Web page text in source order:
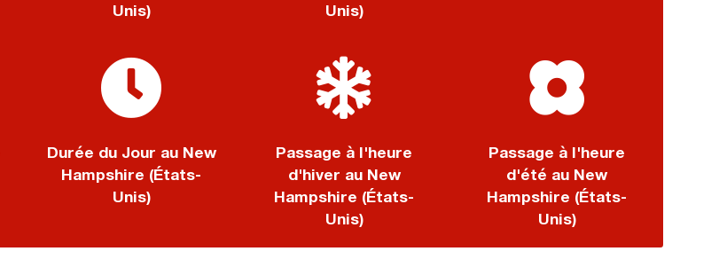
Unis)
Unis)
Durée du Jour au New
Hampshire (États-
Unis)
Passage à l'heure
d'hiver au New
Hampshire (États-
Unis)
Passage à l'heure
d'été au New
Hampshire (États-
Unis)